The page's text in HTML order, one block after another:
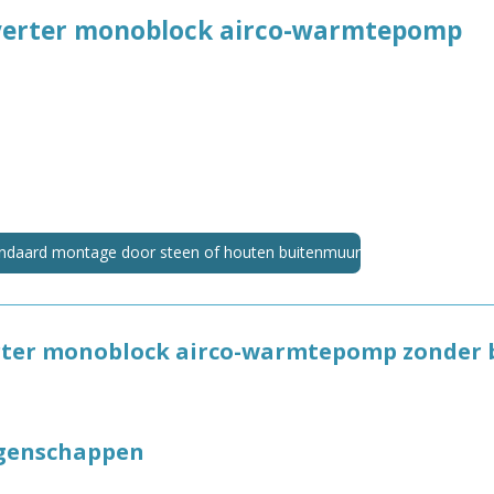
monoblock airco-warmtepomp
montage door steen of houten buitenmuur
monoblock airco-warmtepomp